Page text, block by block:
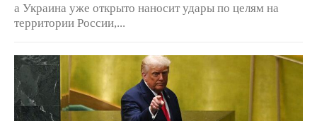
а Украина уже открыто наносит удары по целям на
территории России,...